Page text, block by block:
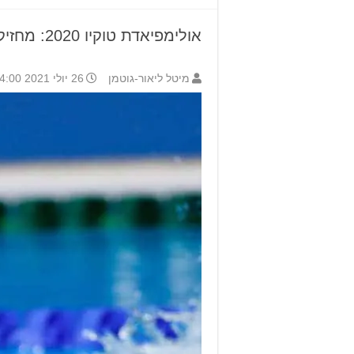
אולימפיאדת טוקיו 2020: מחזיקים אצבעות ליעקב טומרקין מגני תקווה
מיטל ליאור-גוטמן 26 יולי 2021 14:00